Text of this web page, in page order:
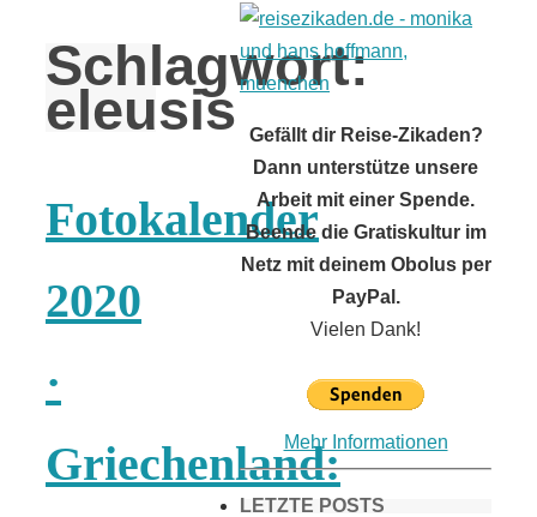
Schlagwort:
eleusis
Fotokalender
2020
·
Griechenland:
Gefällt dir Reise-Zikaden?
Dann unterstütze unsere
Arbeit mit einer Spende.
Beende die Gratiskultur im
Netz mit deinem Obolus per
PayPal.
Vielen Dank!
Mehr Informationen
LETZTE POSTS